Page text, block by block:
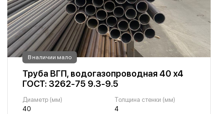
В наличии мало
Труба ВГП, водогазопроводная 40 х4
ГОСТ: 3262-75 9.3-9.5
Диаметр (мм)
40
Толщина стенки (мм)
4